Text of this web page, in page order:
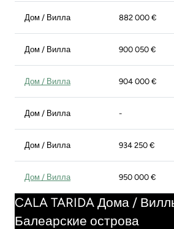
Дом / Вилла 882 000 €
Дом / Вилла 900 050 €
Дом / Вилла 904 000 €
Дом / Вилла -
Дом / Вилла 934 250 €
Дом / Вилла 950 000 €
CALA TARIDA Дома /
Балеарские острова